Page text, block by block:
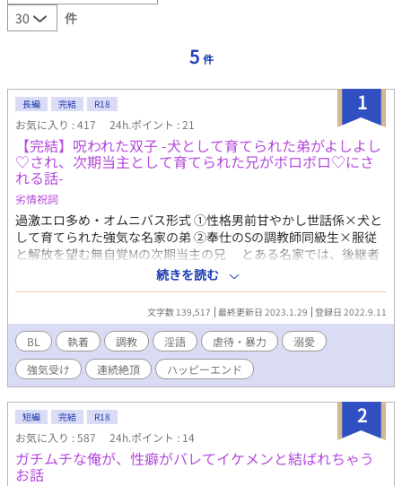
件
5 件
1
長編 完結 R18
お気に入り : 417 24h.ポイント : 21
【完結】呪われた双子 -犬として育てられた弟がよしよし
♡され、次期当主として育てられた兄がボロボロ♡にさ
れる話-
劣情祝詞
過激エロ多め・オムニバス形式 ①性格男前甘やかし世話係×犬と
して育てられた強気な名家の弟 ②奉仕のSの調教師同級生×服従
と解放を望む無自覚Mの次期当主の兄 とある名家では、後継者
争いを生まないために、次男は生まないという暗黙の掟があっ
た。しかし、たまたま双子の一卵性双生児が生まれてしまった。
兄は次期当主として過度な期待を受け育ち、弟は後継者として
の意志を削ぐため家では犬として虐待された。 自分は人間だ、
いつかこの一族に復讐してやる、と殺意を膨らませる弟。 次期
当主としての責任と期待に押しつぶされ、誰かに支配され、解放
されたいと願う兄。 そんな双子は、全く同じ美しい顔、屈強な
体、気性の荒さを持つ19歳に育った。 最後には二人とも幸せに
なるはずの物語。 ※ほぼ全話R18です。(*がR18) ※ヒトイヌ、
♡・濁点汚喘ぎ、淫語、暴力、虐待、人権無視などの過激な表現
があるのでご注意ください。 ムーンライトノベルズ、pixivにも掲
載
続きを読む
文字数 139,517 最終更新日 2023.1.29 登録日 2022.9.11
BL 執着 調教 淫語 虐待・暴力
溺愛
強気受け
連続絶頂 ハッピーエンド
2
短編 完結 R18
お気に入り : 587 24h.ポイント : 14
ガチムチな俺が、性癖がバレてイケメンと結ばれちゃう
お話